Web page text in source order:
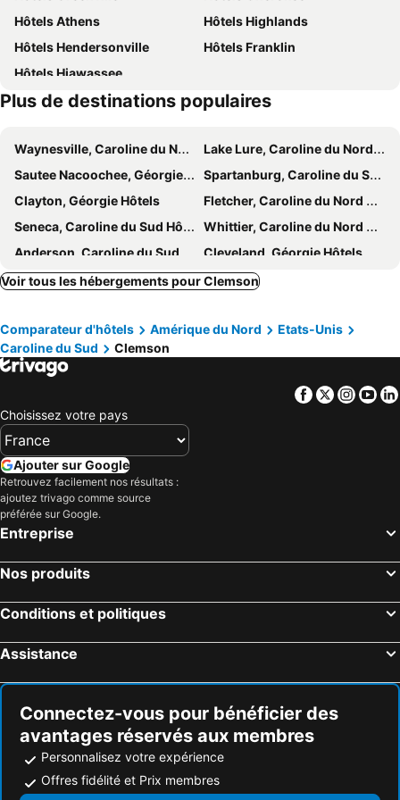
Hampton Inn Anderson
Baymont by Wyndham Anderson Clemson
Hilton Garden Inn Anderson
Rodeway Inn Anderson North - Clemson
Days Inn by Wyndham Anderson
Holiday Inn Anderson By Ihg
InTown Suites Extended Stay Anderson SC - Clemson University
Hôtels Athens
Hôtels Highlands
Hôtels Hendersonville
Hôtels Franklin
Hôtels Hiawassee
Plus de destinations populaires
Waynesville, Caroline du Nord Hôtels
Lake Lure, Caroline du Nord Hôtels
Sautee Nacoochee, Géorgie Hôtels
Spartanburg, Caroline du Sud Hôtels
Clayton, Géorgie Hôtels
Fletcher, Caroline du Nord Hôtels
Seneca, Caroline du Sud Hôtels
Whittier, Caroline du Nord Hôtels
Anderson, Caroline du Sud Hôtels
Cleveland, Géorgie Hôtels
Sylva, Caroline du Nord Hôtels
Sapphire, Caroline du Nord Hôtels
Arden, Caroline du Nord Hôtels
Greenwood, Caroline du Sud Hôtels
Cashiers, Caroline du Nord Hôtels
Lake Junaluska, Caroline du Nord Hôtels
Pisgah Forest, Caroline du Nord Hôtels
Columbia, Caroline du Sud Hôtels
Augusta, Géorgie Hôtels
Aiken, Caroline du Sud Hôtels
Santee, Caroline du Sud Hôtels
Lexington, Caroline du Sud Hôtels
Myrtle Beach, Caroline du Sud Hôtels
Orlando, Floride Hôtels
New York, New York Hôtels
Destin, Floride Hôtels
Gatlinburg, Tennessee Hôtels
Voir tous les hébergements pour Clemson
Comparateur d'hôtels Amérique du Nord
Etats-Unis
Caroline du Sud
Clemson
Facebook
Twitter
Choisissez votre pays
Ajouter sur Google
Retrouvez facilement nos résultats :
ajoutez trivago comme source
préférée sur Google.
Entreprise
Nos produits
Conditions et politiques
Assistance
Connectez-vous pour bénéficier des
avantages réservés aux membres
Personnalisez votre expérience
Offres fidélité et Prix membres